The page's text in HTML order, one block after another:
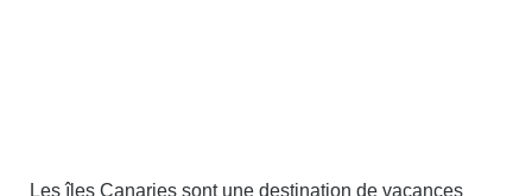
Les îles Canaries sont une destination de vacances